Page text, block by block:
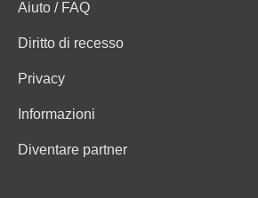
Aiuto / FAQ
Diritto di recesso
Privacy
Informazioni
Diventare partner